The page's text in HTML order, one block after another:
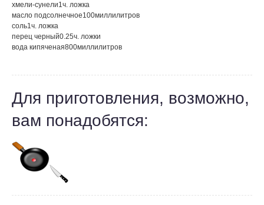
хмели-сунели1ч. ложка
масло подсолнечное100миллилитров
соль1ч. ложка
перец черный0.25ч. ложки
вода кипяченая800миллилитров
Для приготовления, возможно,
вам понадобятся: